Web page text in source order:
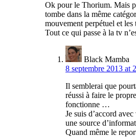
Ok pour le Thorium. Mais
tombe dans la même
mouvement perpétuel et les
Tout ce qui passe à la tv
Black Mamba
8 septembre 2013 at
Il semblerai que
réussi à faire le
fonctionne …
Je suis d’accord
une source
Quand même le